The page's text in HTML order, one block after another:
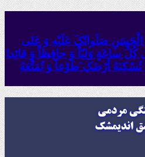
الْحَسَنِ صَلَواتُکَ عَلَیْهِ وَ عَلى
کُلِّ ساعَةٍ وَلِیّاً وَ حافِظاً وَ قائِدا
تُسْکِنَهُ أَرْضَک َطَوْعاً وَ تُمَتِّعَهُ